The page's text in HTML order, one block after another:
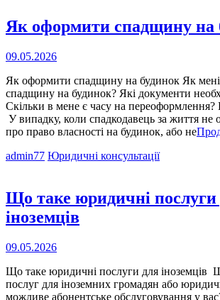
Як оформити спадщину на
Опубліковано
09.05.2026
Як оформити спадщину на будинок Як
спадщину на будинок? Які документи
Скільки в мене є часу на переоформлення?
У випадку, коли спадкодавець за життя не
про право власності на будинок, або не
admin77 Cat
Юридичні консультації
Що таке юридичні послуги
іноземців
Опубліковано
09.05.2026
Що таке юридичні послуги для іноземців
послуг для іноземних громадян або
можливе абонентське обслуговування у